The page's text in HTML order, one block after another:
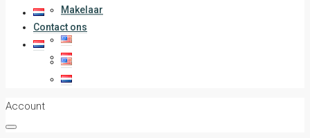
Makelaar
Contact ons
Account